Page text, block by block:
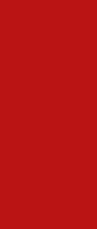
bestanddelen die
bij het verminderen
van een gezonde
wallen:
product om donkere
terwijl het ook
of wallen
[meso]epigen
lijntjes en rimpels,
algehele verjonging
stoffen:
collageenproductie,
verbetert en fijne
tensor-fytoactieve
waardoor je